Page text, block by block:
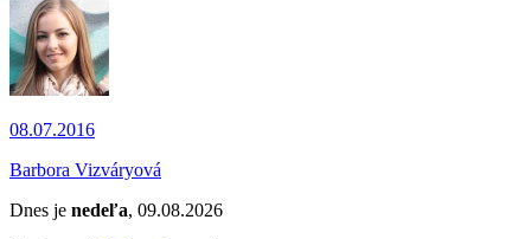
08.07.2016
Barbora Vizváryová
Dnes je nedeľa, 09.08.2026